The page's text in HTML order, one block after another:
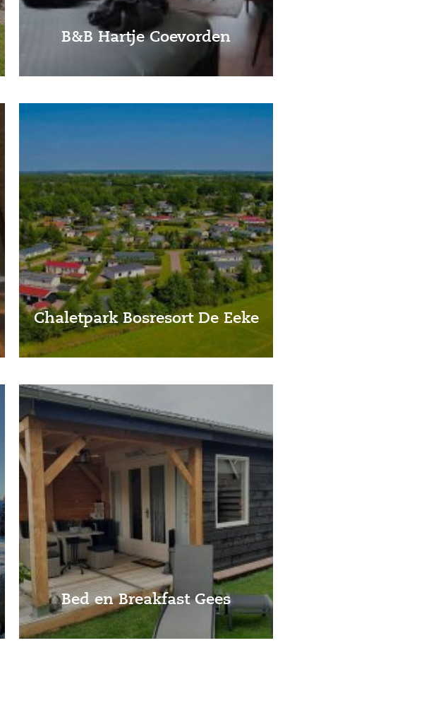
B&B Hartje Coevorden
Chaletpark Bosresort De Eeke
Bed en Breakfast Gees